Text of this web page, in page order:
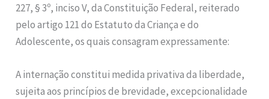
227, § 3º, inciso V, da Constituição Federal, reiterado
pelo artigo 121 do Estatuto da Criança e do
Adolescente, os quais consagram expressamente:
A internação constitui medida privativa da liberdade,
sujeita aos princípios de brevidade, excepcionalidade